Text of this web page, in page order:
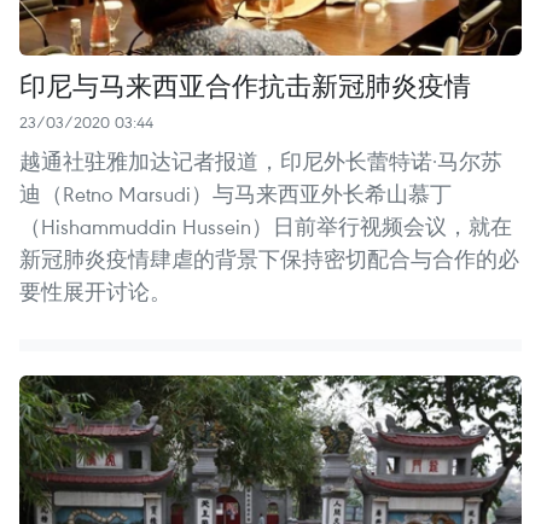
印尼与马来西亚合作抗击新冠肺炎疫情
23/03/2020 03:44
越通社驻雅加达记者报道，印尼外长蕾特诺·马尔苏
迪（Retno Marsudi）与马来西亚外长希山慕丁
（Hishammuddin Hussein）日前举行视频会议，就在
新冠肺炎疫情肆虐的背景下保持密切配合与合作的必
要性展开讨论。